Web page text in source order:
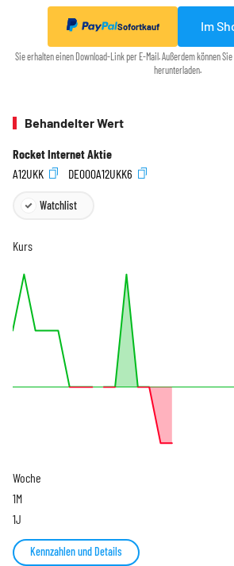
Sofortkauf Im
Sie erhalten einen Download-Link per E-Mail. Außerdem können
herunterladen.
Behandelter Wert
Rocket Internet Aktie
A12UKK
DE000A12UKK6
Watchlist
Kurs
Woche
1M
1J
Kennzahlen und Details